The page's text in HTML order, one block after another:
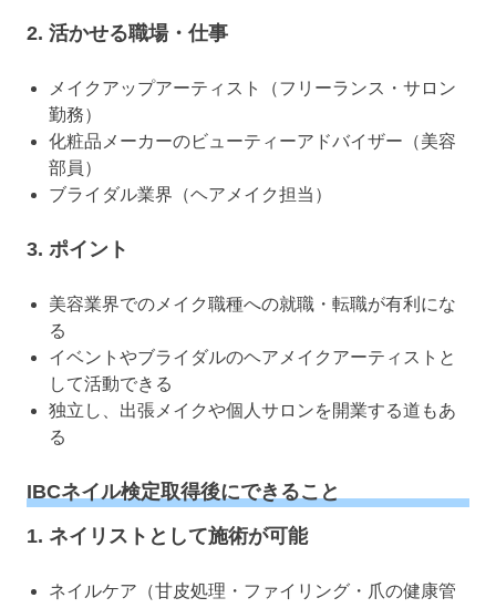
2. 活かせる職場・仕事
メイクアップアーティスト（フリーランス・サロン
勤務）
化粧品メーカーのビューティーアドバイザー（美容
部員）
ブライダル業界（ヘアメイク担当）
3. ポイント
美容業界でのメイク職種への就職・転職が有利にな
る
イベントやブライダルのヘアメイクアーティストと
して活動できる
独立し、出張メイクや個人サロンを開業する道もあ
る
IBCネイル検定取得後にできること
1. ネイリストとして施術が可能
ネイルケア（甘皮処理・ファイリング・爪の健康管